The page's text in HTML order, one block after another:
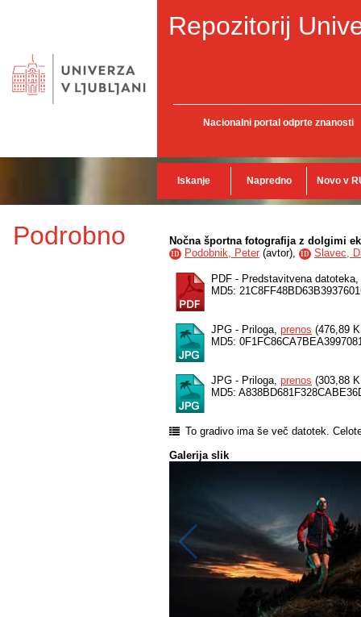
Repozitorij
Nacionalni portal odprte znanosti
Iskanje Napredno Novo v
Podrobno Nočna športna fotografija z dolgimi
ID Podobnik, Peter (avtor), ID Slavec,
PDF - Predstavitvena datoteka,
MD5:
JPG - Priloga, prenos (476,89
MD5:
JPG - Priloga, prenos (303,88
MD5:
To gradivo ima še več datotek.
Galerija slik